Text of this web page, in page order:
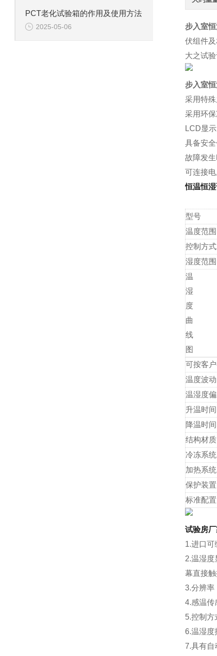
PCT老化试验箱的作用及使用方法
2025-05-06
步入室
伏组件
大之试
步入室
采用特
采用环
LCD显
具备安
故障发
可连接
恒温恒
型号
温度范围
控制方式
湿度范围
温
湿
度
曲
线
图
可按客
温度波
温湿度
升温时间
降温时间
结构材质
冷冻系统
加热系统
保护装置
标准配置
试验房
1.进口
2.温湿
幕直接
3.分辨
4.感温传
5.控制
6.温湿度
7.具有自